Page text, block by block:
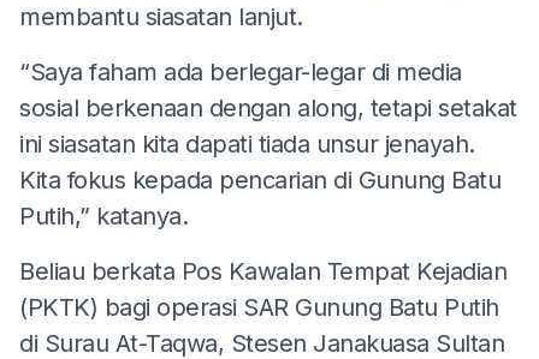
membantu siasatan lanjut.
“Saya faham ada berlegar-legar di media
sosial berkenaan dengan along, tetapi setakat
ini siasatan kita dapati tiada unsur jenayah.
Kita fokus kepada pencarian di Gunung Batu
Putih,” katanya.
Beliau berkata Pos Kawalan Tempat Kejadian
(PKTK) bagi operasi SAR Gunung Batu Putih
di Surau At-Taqwa, Stesen Janakuasa Sultan